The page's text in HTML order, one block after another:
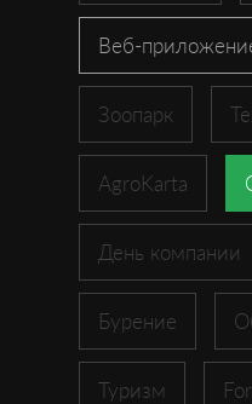
Веб-
Зоопарк
AgroKarta
День компании
Бурение
Туризм